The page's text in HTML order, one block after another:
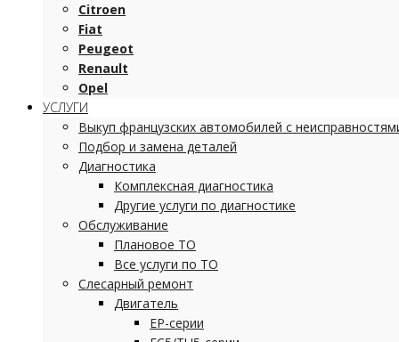
Citroen
Fiat
Peugeot
Renault
Opel
УСЛУГИ
Выкуп французских автомобилей с
Подбор и замена деталей
Диагностика
Комплексная диагностика
Другие услуги по диагностике
Обслуживание
Плановое ТО
Все услуги по ТО
Слесарный ремонт
Двигатель
EP-серии